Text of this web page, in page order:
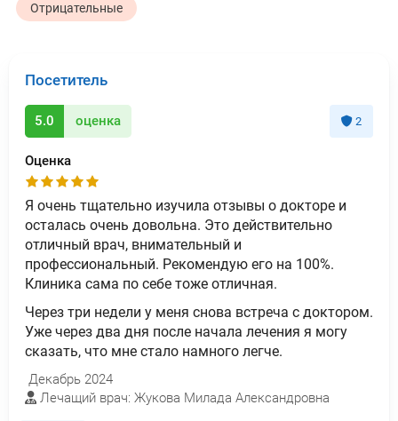
Отрицательные
Посетитель
5.0 оценка 2
Оценка
Я очень тщательно изучила отзывы о докторе и
осталась очень довольна. Это действительно
отличный врач, внимательный и
профессиональный. Рекомендую его на 100%.
Клиника сама по себе тоже отличная.
Через три недели у меня снова встреча с доктором.
Уже через два дня после начала лечения я могу
сказать, что мне стало намного легче.
Декабрь 2024
Лечащий врач: Жукова Милада Александровна